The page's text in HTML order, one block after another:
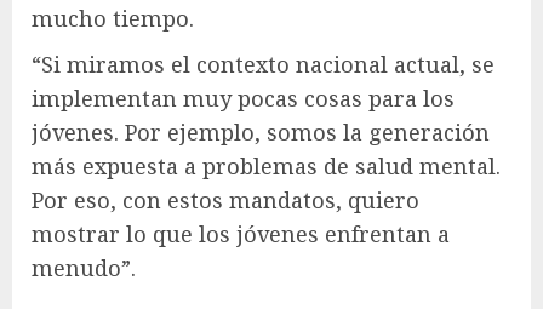
mucho tiempo.
“Si miramos el contexto nacional actual, se
implementan muy pocas cosas para los
jóvenes. Por ejemplo, somos la generación
más expuesta a problemas de salud mental.
Por eso, con estos mandatos, quiero
mostrar lo que los jóvenes enfrentan a
menudo”.